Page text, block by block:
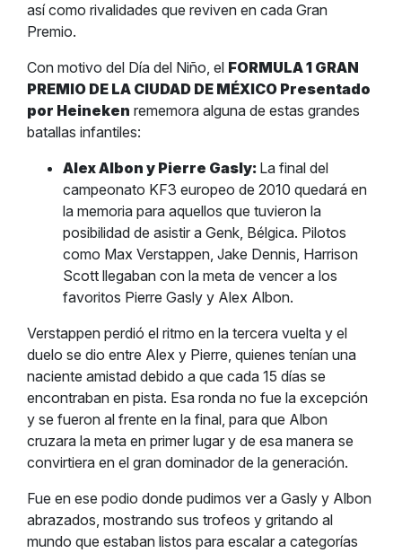
así como rivalidades que reviven en cada Gran
Premio.
Con motivo del Día del Niño, el FORMULA 1 GRAN
PREMIO DE LA CIUDAD DE MÉXICO Presentado
por Heineken rememora alguna de estas grandes
batallas infantiles:
Alex Albon y Pierre Gasly: La final del
campeonato KF3 europeo de 2010 quedará en
la memoria para aquellos que tuvieron la
posibilidad de asistir a Genk, Bélgica. Pilotos
como Max Verstappen, Jake Dennis, Harrison
Scott llegaban con la meta de vencer a los
favoritos Pierre Gasly y Alex Albon.
Verstappen perdió el ritmo en la tercera vuelta y el
duelo se dio entre Alex y Pierre, quienes tenían una
naciente amistad debido a que cada 15 días se
encontraban en pista. Esa ronda no fue la excepción
y se fueron al frente en la final, para que Albon
cruzara la meta en primer lugar y de esa manera se
convirtiera en el gran dominador de la generación.
Fue en ese podio donde pudimos ver a Gasly y Albon
abrazados, mostrando sus trofeos y gritando al
mundo que estaban listos para escalar a categorías